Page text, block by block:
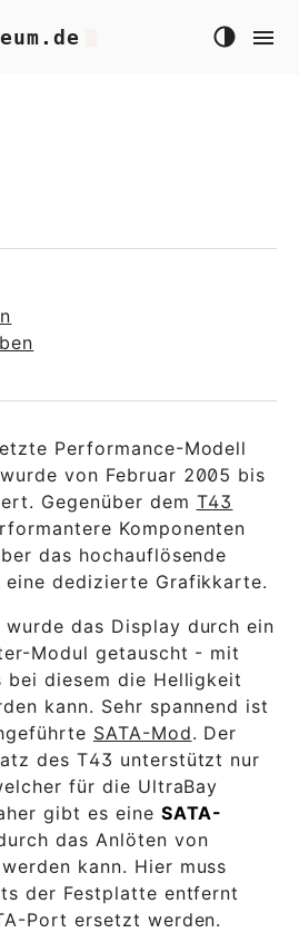
Performance-Modell
von Februar 2005 bis
Gegenüber dem T43
Komponenten
das hochauflösende
eine dedizierte Grafikkarte.
wurde das Display durch ein
Modul getauscht - mit
bei diesem die Helligkeit
kann. Sehr spannend ist
SATA-Mod. Der
des T43 unterstützt nur
für die UltraBay
gibt es eine SATA-
das Anlöten von
kann. Hier muss
der Festplatte entfernt
Port ersetzt werden.